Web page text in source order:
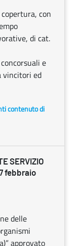
con
di cat.
e
vincitori ed
contenuto di
SERVIZIO
febbraio
delle
approvato